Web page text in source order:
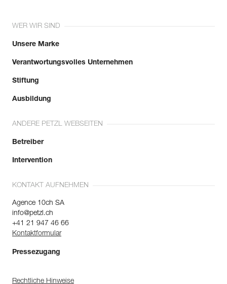
WER WIR SIND
Unsere Marke
Verantwortungsvolles Unternehmen
Stiftung
Ausbildung
ANDERE PETZL WEBSEITEN
Betreiber
Intervention
KONTAKT AUFNEHMEN
Agence 10ch SA
info@petzl.ch
+41 21 947 46 66
Kontaktformular
Pressezugang
Rechtliche Hinweise